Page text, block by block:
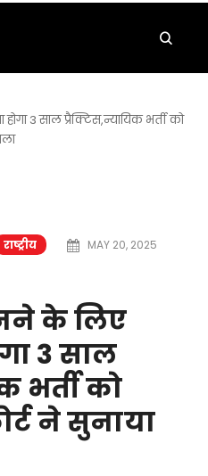
3 साल प्रैक्टिस,न्यायिक भर्ती को
राष्ट्रीय
MAY 20, 2025
के लिए
3 साल
भर्ती को
ने सुनाया